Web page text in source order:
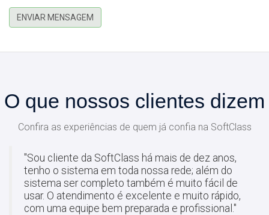
ENVIAR MENSAGEM
O que nossos clientes dizem
Confira as experiências de quem já confia na SoftClass
"Sou cliente da SoftClass há mais de dez anos,
tenho o sistema em toda nossa rede; além do
sistema ser completo também é muito fácil de
usar. O atendimento é excelente e muito rápido,
com uma equipe bem preparada e profissional."